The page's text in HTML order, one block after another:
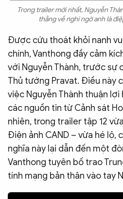
Trong trailer mới nhất, Nguyễn
thẳng về nghi ngờ anh là
Được cứu thoát khỏi nanh
chính, Vanthong đầy cảm
với Nguyễn Thành, trước sự
Thủ tướng Pravat. Điều này
việc Nguyễn Thành thuận
các nguồn tin từ Cảnh sát
nhiên, trong trailer tập 12
Điện ảnh CAND – vừa hé lộ,
nghĩa này lại dẫn đến một
Vanthong tuyên bố trao
tính mạng bản thân vào tay